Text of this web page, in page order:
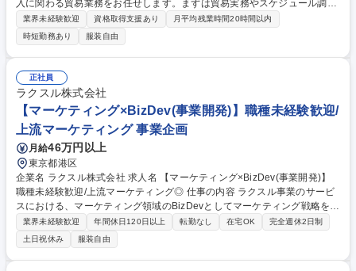
入に関わる貿易業務をお任せします。まずは貿易実務やスケジュール調整
を通じ一連の流れを学び、ゆくゆくは海外メーカー等への商品の企画提案
（営業職）へとステップアップします。 ■輸出入を中心とした貿易実務全
般、交渉・契約関連業務 ■海外メーカーと連携した製造スケジュールの管
理・調整 ■市場ニーズを踏まえた商品の企画・提案（営業職） ※メールや
WEB会議中心。年2～3回、欧米やアジア圏への海外出張（展示会出展や
商談）あり。【取扱商品／顧客】カーテン・ロールスクリーン等／欧米・
アジアのインテリアメーカー等。 募集職種 【福井】海外貿易業務／留学
経験や英語力を活かし将来は企画提案へ
業界未経験歓迎 資格取得支援あり
月平均残業時間20時間以内
時短勤務あり
服装自由
正社員
ラクスル株式会社
【マーケティング×BizDev(事業開発)】職種未経験歓迎/
上流マーケティング 事業企画
月給46万円以上
東京都港区
企業名 ラクスル株式会社 求人名 【マーケティング×BizDev(事業開発)】
職種未経験歓迎/上流マーケティング◎ 仕事の内容 ラクスル事業のサービ
スにおける、マーケティング領域のBizDevとしてマーケティング戦略をレ
バーとした事業開発、事業の成長をミッションとして担っていただきま
す。 ■Webサービスのマーケティング業務 ■顧客理解に基づく顧客戦略の
策定・ハンズオンでの実行 ■広告代理店ディレクション・マネジメントに
よる戦術実行 ■複数職種から成るチームのリード(データ、クリエイティ
業界未経験歓迎 年間休日120日以上 転勤なし 在宅OK
完全週休2日制
土日祝休み
服装自由